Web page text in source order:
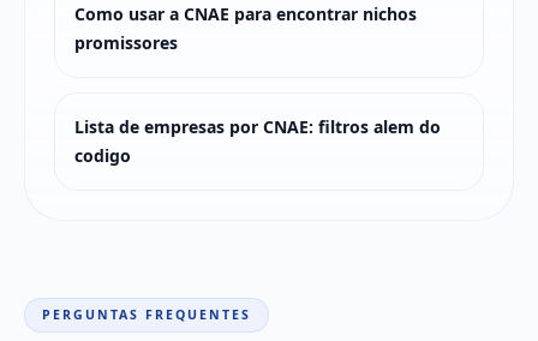
Como usar a CNAE para encontrar nichos
promissores
Lista de empresas por CNAE: filtros alem do
codigo
PERGUNTAS FREQUENTES